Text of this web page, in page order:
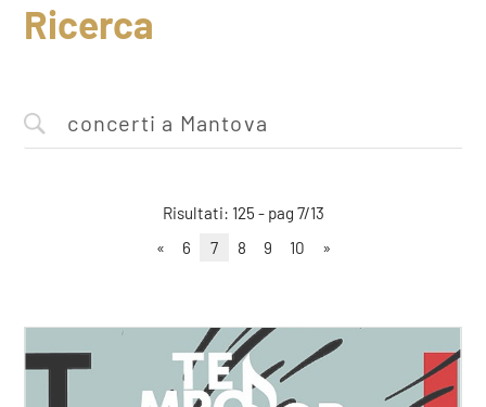
Ricerca
Risultati: 125 - pag 7/13
«
6 7 8 9 10 »